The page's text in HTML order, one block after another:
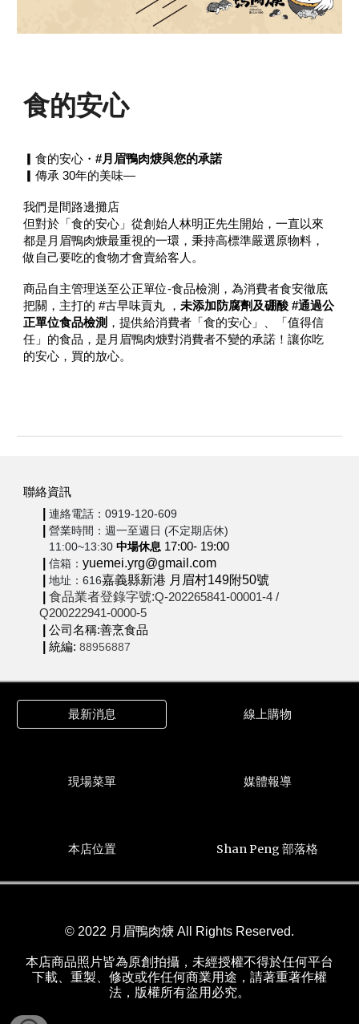
食的安心
▎食的安心・#月眉鴨肉焿與您的承諾
▎傳承 30年的美味—
我們是間路邊攤店
但對於「食的安心」從創始人林明正先生開始，一直以來
都是月眉鴨肉焿最重視的一環，秉持高標準嚴選原物料，
做自己要吃的食物才會賣給客人。
商品自主管理送至公正單位-食品檢測，為消費者食安徹底
把關，主打的 #古早味貢丸 ，未添加防腐劑及硼酸 #通過公
正單位食品檢測 ，提供給消費者「食的安心」、「值得信
任」的食品，是月眉鴨肉焿對消費者不變的承諾！讓你吃
的安心，買的放心。
聯絡資訊
連絡電話：0919-120-609
營業時間：週一至週日 (不定期店休)
11:00~13:30 中場休息 17:00- 19:00
信箱：yuemei.yrg@gmail.com
地址：616嘉義縣新港 月眉村149附50號
食品業者登錄字號:Q-202265841-00001-4 /
Q200222941-0000-5
|公司名稱:善烹食品
|統編:88956887
最新消息 線上購物
現場菜單 媒體報導
本店位置 Shan Peng 部落格
© 2022 月眉鴨肉焿 All Rights Reserved.
本店商品照片皆為原創拍攝，未經授權不得於任何平台
下載、重製、修改或作任何商業用途，請著重著作權
法 ，版權所有盜用必究。
下載、重製、修改或作任何商業用途，以免涉及著作權相